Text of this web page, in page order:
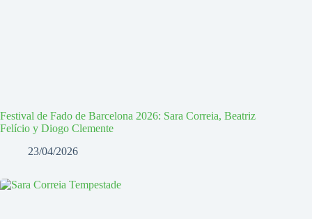
Festival de Fado de Barcelona 2026: Sara Correia, Beatriz
Felício y Diogo Clemente
23/04/2026